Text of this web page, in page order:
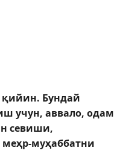
Бундай
учун, аввало, одам
севиши,
муҳаббатни